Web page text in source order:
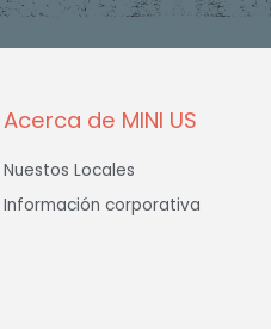
r
Acerca de MINI US
Nuestos Locales
Información corporativa